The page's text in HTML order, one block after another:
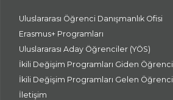
Uluslararası Öğrenci Danışmanlık Ofisi
Erasmus+ Programları
Uluslararası Aday Öğrenciler (YÖS)
İkili Değişim Programları Giden Öğrenci
İkili Değişim Programları Gelen Öğrenci
İletişim